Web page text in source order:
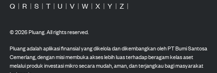
Q | R | S | T | U | V | W | X | Y | Z |
©2026Pluang. All rights reserved.
Pluang adalah aplikasi finansial yang dikelola dan dikembangkan oleh PT Bumi Santosa
Cemerlang, dengan misi membuka akses lebih luas terhadap beragam kelas aset
melalui produk investasi mikro secara mudah, aman, dan terjangkau bagi masyarakat